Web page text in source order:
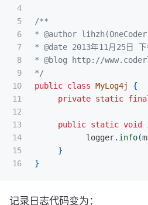
4
5
6
7
8
9
10
11
12
13
14
15
/**
* @author
* @date 2013年11月25日
* @blog http://
*/
public class MyLog4j
{
private static
public static void
logger. info(
}
}
记录日志代码变为：